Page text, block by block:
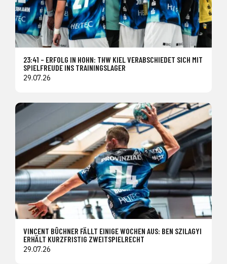
23:41 – ERFOLG IN HOHN: THW KIEL VERABSCHIEDET SICH MIT
SPIELFREUDE INS TRAININGSLAGER
29.07.26
VINCENT BÜCHNER FÄLLT EINIGE WOCHEN AUS: BEN SZILAGYI
ERHÄLT KURZFRISTIG ZWEITSPIELRECHT
29.07.26